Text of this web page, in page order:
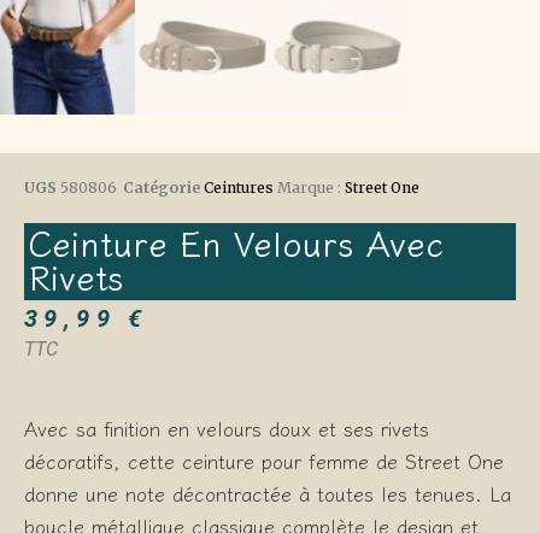
UGS 580806 Catégorie Ceintures Marque : Street One
Ceinture En Velours Avec
Rivets
39,99€
TTC
Avec sa finition en velours doux et ses rivets
décoratifs, cette ceinture pour femme de Street One
donne une note décontractée à toutes les tenues. La
boucle métallique classique complète le design et